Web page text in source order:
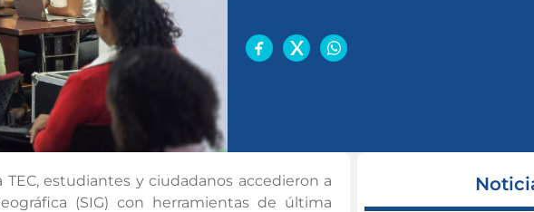
estudiantes y ciudadanos accedieron a
(SIG) con herramientas de última